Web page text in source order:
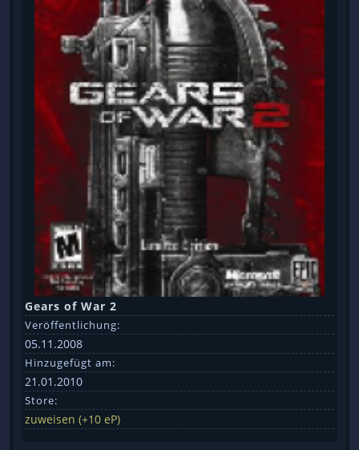
Gears of War 2
Veröffentlichung:
05.11.2008
Hinzugefügt am:
21.01.2010
Store:
zuweisen (+10 eP)